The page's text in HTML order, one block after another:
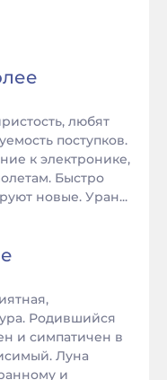
любят
поступков.
к электронике,
Быстро
новые. Уран...
Родившийся
и симпатичен в
Луна
и